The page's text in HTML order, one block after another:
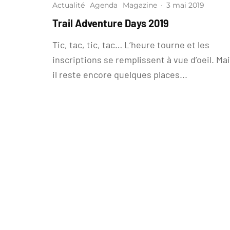
Actualité Agenda Magazine · 3 mai 2019
Trail Adventure Days 2019
Tic, tac, tic, tac… L’heure tourne et les
inscriptions se remplissent à vue d’oeil.
il reste encore quelques places...